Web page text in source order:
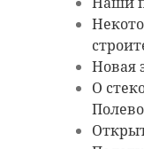
Новая
О